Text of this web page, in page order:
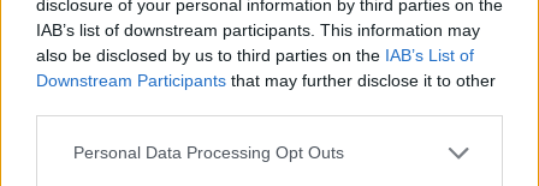
disclosure of your personal information by third parties on the
IAB’s list of downstream participants. This information may
also be disclosed by us to third parties on the IAB’s List of
Downstream Participants that may further disclose it to other
Please note that this website/app uses one or more Google
Personal Data Processing Opt Outs